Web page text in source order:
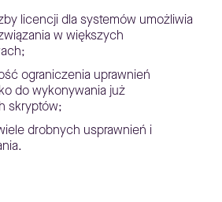
licencji dla systemów umożliwia
w większych
ograniczenia uprawnień
do wykonywania już
skryptów;
drobnych usprawnień i